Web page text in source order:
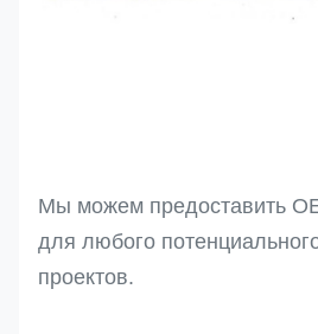
Мы можем предоставить
для любого
проектов.